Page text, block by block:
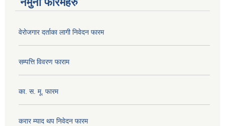
वेरोजगार दर्ताका लागी निवेदन फारम
सम्पत्ति विवरण फाराम
का. स. मू. फारम
करार म्याद थप निवेदन फारम